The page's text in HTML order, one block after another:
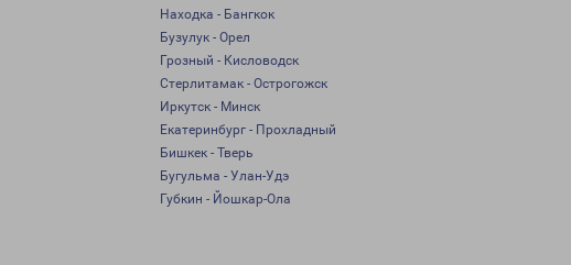
Находка - Бангкок
Бузулук - Орел
Грозный - Кисловодск
Стерлитамак - Острогожск
Иркутск - Минск
Екатеринбург - Прохладный
Бишкек - Тверь
Бугульма - Улан-Удэ
Губкин - Йошкар-Ола